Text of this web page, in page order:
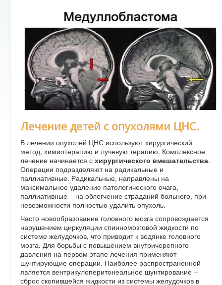
Лечение детей с опухолями ЦНС.
В лечении опухолей ЦНС используют хирургический
метод, химиотерапию и лучевую терапию. Комплексное
лечение начинается с хирургического вмешательства.
Операции подразделяют на радикальные и
паллиативные. Радикальные, направлены на
максимальное удаление патологического очага,
паллиативные – на облегчение страданий больного, при
невозможности полностью удалить опухоль.
Часто новообразование головного мозга сопровождается
нарушением циркуляции спинномозговой жидкости по
системе желудочков, что приводит к водянке головного
мозга. Для борьбы с повышением внутричерепного
давления на первом этапе лечения применяют
шунтирующие операции. Наиболее распространенной
является вентрикулоперитонеальное шунтирование –
сброс скопившейся жидкости из системы желудочков в